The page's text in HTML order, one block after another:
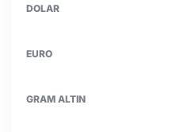
DOLAR
EURO
GRAM ALTIN